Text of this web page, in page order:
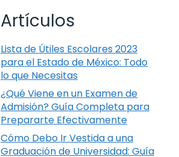
Artículos
Lista de Útiles Escolares 2023
para el Estado de México: Todo
lo que Necesitas
¿Qué Viene en un Examen de
Admisión? Guía Completa para
Prepararte Efectivamente
Cómo Debo Ir Vestida a una
Graduación de Universidad: Guía